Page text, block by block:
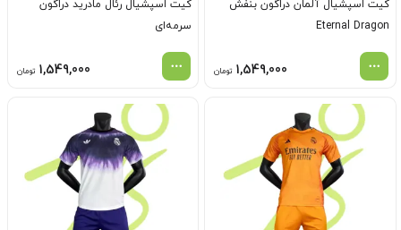
کیت اسپشیال آلمان دراگون بنفش
Eternal Dragon
1,549,000 تومان
کیت اسپشیال رئال مادرید دراگون
سرمه‌ای
1,549,000 تومان